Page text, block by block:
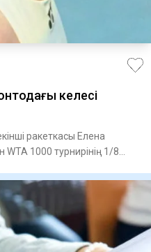
келесі
ракеткасы Елена
1000 турнирінің 1/8